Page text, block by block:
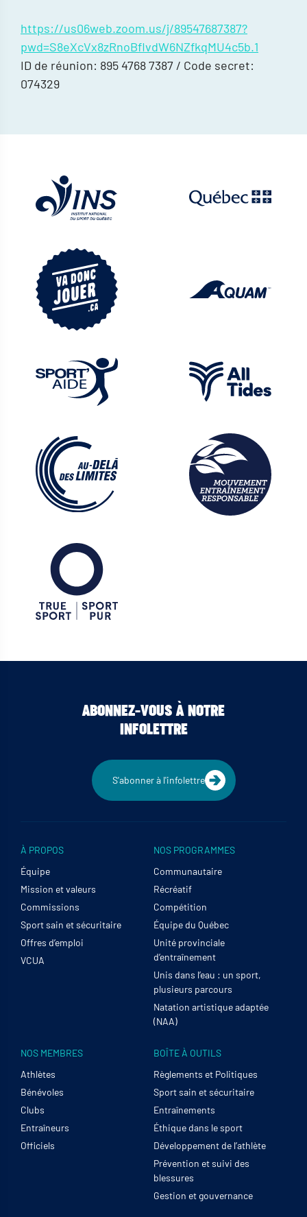
https://us06web.zoom.us/j/89547687387?
pwd=S8eXcVx8zRnoBflvdW6NZfkqMU4c5b.1
ID de réunion: 895 4768 7387 / Code secret:
074329
ABONNEZ-VOUS À NOTRE
INFOLETTRE
S'abonner à l'infolettre
À PROPOS
Équipe
Mission et valeurs
Commissions
Sport sain et sécuritaire
Offres d’emploi
VCUA
NOS PROGRAMMES
Communautaire
Récréatif
Compétition
Équipe du Québec
Unité provinciale
d’entraînement
Unis dans l’eau : un sport,
plusieurs parcours
Natation artistique adaptée
(NAA)
NOS MEMBRES
Athlètes
Bénévoles
Clubs
Entraîneurs
Officiels
BOÎTE À OUTILS
Règlements et Politiques
Sport sain et sécuritaire
Entraînements
Éthique dans le sport
Développement de l’athlète
Prévention et suivi des
blessures
Gestion et gouvernance